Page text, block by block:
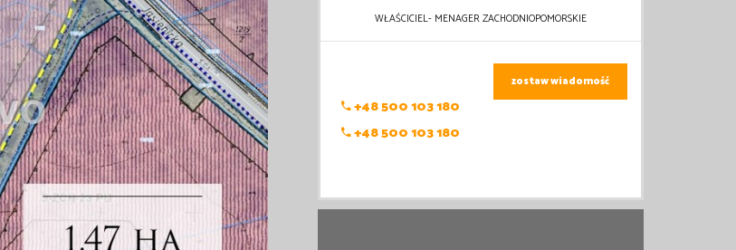
WŁAŚCICIEL- MENAGER ZACHODNIOPOMORSKIE
+48 500 103 180
+48 500 103 180
zostaw wiadomość